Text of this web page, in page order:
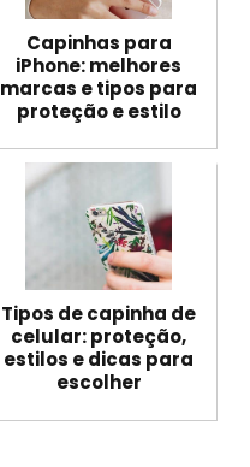
Capinhas para
iPhone: melhores
marcas e tipos para
proteção e estilo
Tipos de capinha de
celular: proteção,
estilos e dicas para
escolher